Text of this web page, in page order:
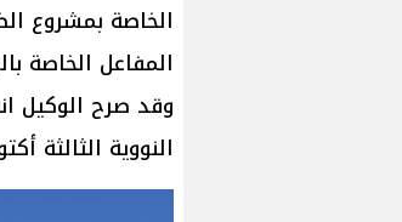
الخاصة بمشروع
المفاعل الخاصة
وقد صرح الوكيل
النووية الثالثة